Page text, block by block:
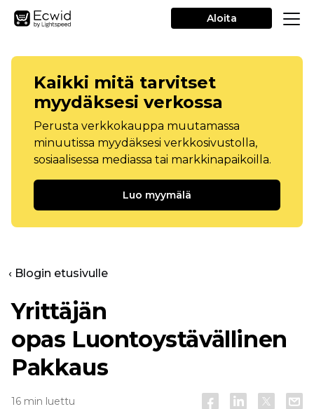
Aloita
Kaikki mitä tarvitset
myydäksesi verkossa
Perusta verkkokauppa muutamassa
minuutissa myydäksesi verkkosivustolla,
sosiaalisessa mediassa tai markkinapaikoilla.
Luo myymälä
‹ Blogin etusivulle
Yrittäjän
opas Luontoystävällinen
Pakkaus
16 min luettu